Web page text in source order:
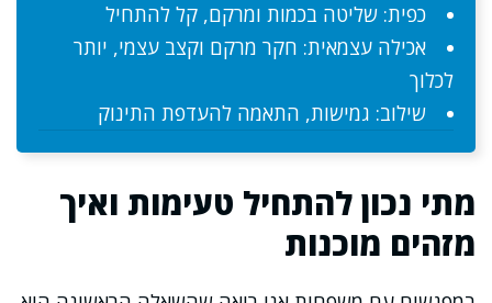
כפית: שליטה בכמות ומרקם, קל להתחיל
אכילה עצמאית: חקר מרקם וקצב עצמי, יותר
לכלוך
שילוב: גמישות, התאמה להעדפת התינוק
מתי נכון להתחיל טעימות ואיך
מזהים מוכנות